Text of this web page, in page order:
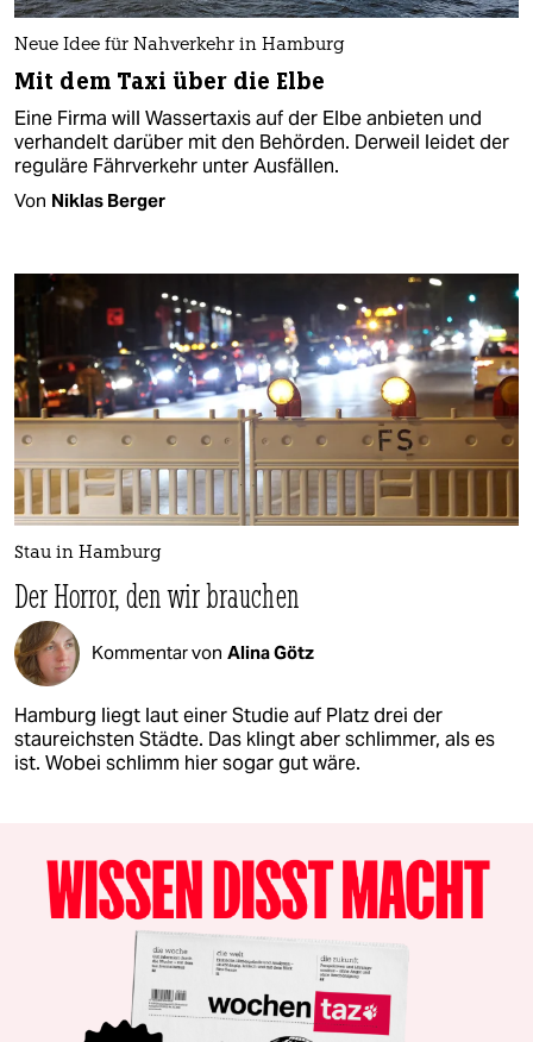
Neue Idee für Nahverkehr in Hamburg
Mit dem Taxi über die Elbe
Eine Firma will Wassertaxis auf der Elbe anbieten und
verhandelt darüber mit den Behörden. Derweil leidet der
reguläre Fährverkehr unter Ausfällen.
Von Niklas Berger
Stau in Hamburg
Der Horror, den wir brauchen
Kommentar von Alina Götz
Hamburg liegt laut einer Studie auf Platz drei der
staureichsten Städte. Das klingt aber schlimmer, als es
ist. Wobei schlimm hier sogar gut wäre.